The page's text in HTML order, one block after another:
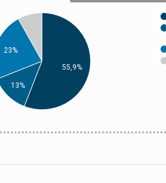
23%
13%
55,9%